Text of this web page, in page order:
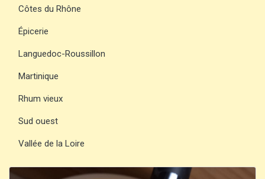
Côtes du Rhône
Épicerie
Languedoc-Roussillon
Martinique
Rhum vieux
Sud ouest
Vallée de la Loire